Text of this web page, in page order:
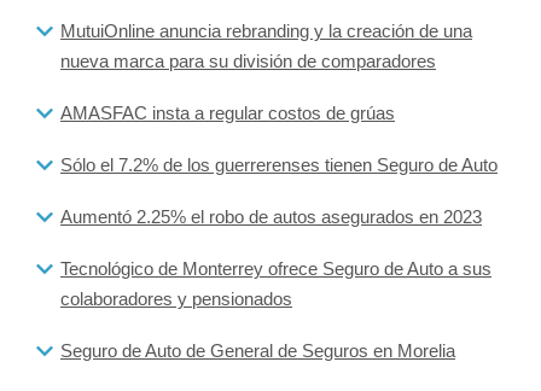
MutuiOnline anuncia rebranding y la creación de una
nueva marca para su división de comparadores
AMASFAC insta a regular costos de grúas
Sólo el 7.2% de los guerrerenses tienen Seguro de Auto
Aumentó 2.25% el robo de autos asegurados en 2023
Tecnológico de Monterrey ofrece Seguro de Auto a sus
colaboradores y pensionados
Seguro de Auto de General de Seguros en Morelia